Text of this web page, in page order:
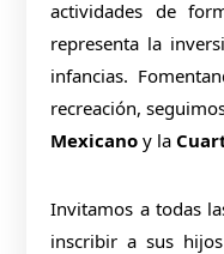
actividades de
representa la
infancias.
recreación,
Mexicano y la
Invitamos a todas
inscribir a sus